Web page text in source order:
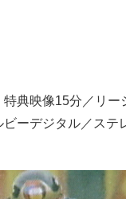
映像15分／リー
ーデジタル／ステ